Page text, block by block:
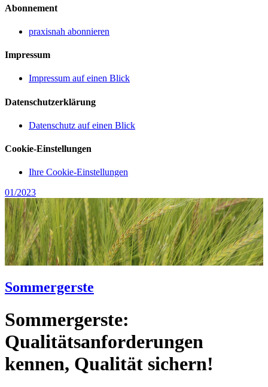
Abonnement
praxisnah abonnieren
Impressum
Impressum auf einen Blick
Datenschutzerklärung
Datenschutz auf einen Blick
Cookie-Einstellungen
Ihre Cookie-Einstellungen
01/2023
Sommergerste
Sommergerste:
Qualitätsanforderungen
kennen, Qualität sichern!